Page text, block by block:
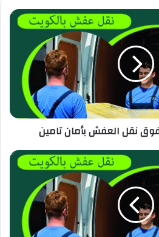
نقل العفش بأمان تامين